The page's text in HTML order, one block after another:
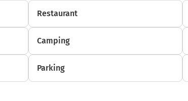
légèrement à droite sur D957 (Rue de l'Artisanat) et
légèrement à droite sur D957 et continuer sur 4,2
Restaurant
Camping
Parking